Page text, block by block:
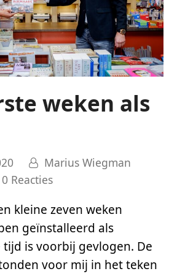
weken als
Marius Wiegman
0 Reacties
kleine zeven weken
geïnstalleerd als
is voorbij gevlogen. De
voor mij in het teken